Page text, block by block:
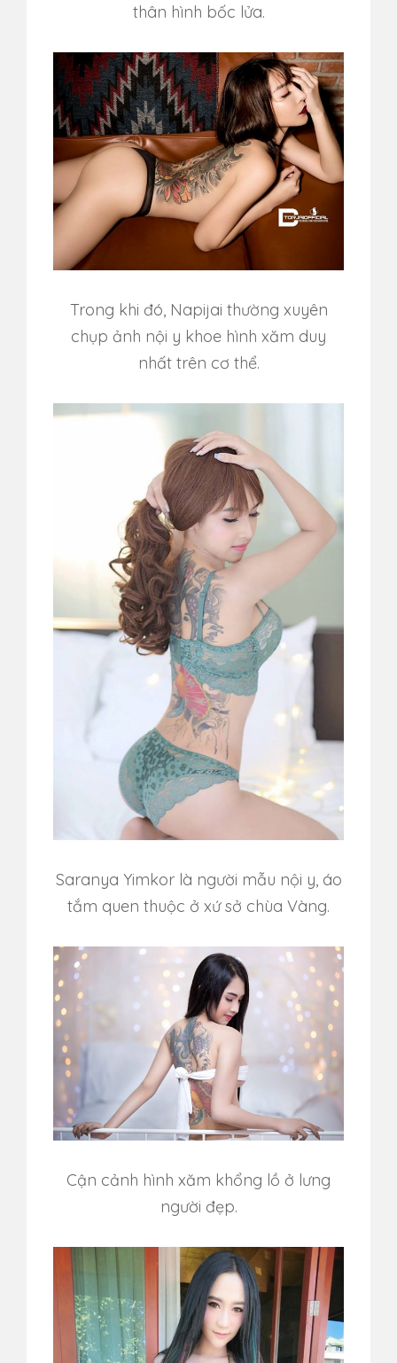
thân hình bốc lửa.
Trong khi đó, Napijai thường xuyên
chụp ảnh nội y khoe hình xăm duy
nhất trên cơ thể.
Saranya Yimkor là người mẫu nội y, áo
tắm quen thuộc ở xứ sở chùa Vàng.
Cận cảnh hình xăm khổng lồ ở lưng
người đẹp.